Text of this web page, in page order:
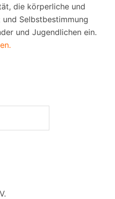
die körperliche und
Selbstbestimmung
und Jugendlichen ein.